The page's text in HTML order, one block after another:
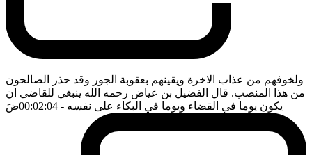
ولخوفهم من عذاب الاخرة ويقينهم بعقوبة الجور وقد حذر الصالحون
من هذا المنصب. قال الفضيل بن عياض رحمه الله ينبغي للقاضي ان
يكون يوما في القضاء ويوما في البكاء على نفسه - 00:02:04 ضَ